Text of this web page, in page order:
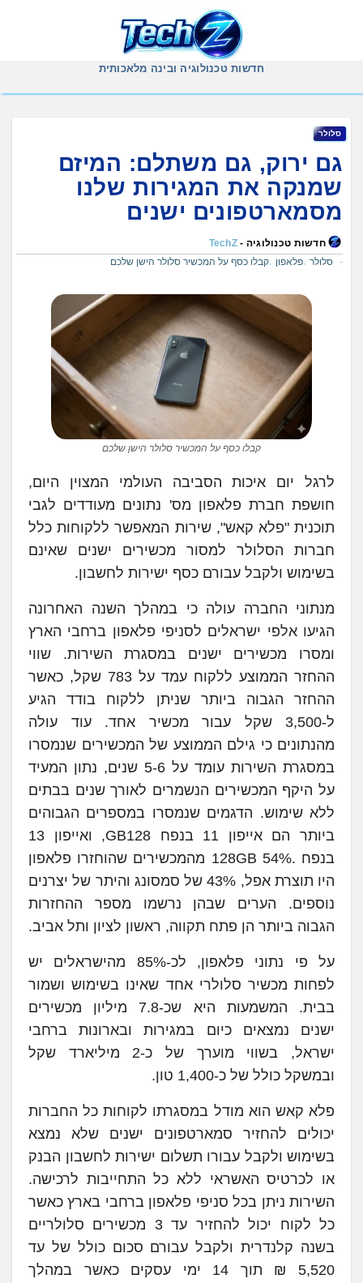
חדשות טכנולוגיה ובינה מלאכותית
סלולר
גם ירוק, גם משתלם: המיזם
שמנקה את המגירות שלנו
מסמארטפונים ישנים
חדשות טכנולוגיה -TechZ
סלולר פלאפון קבלו כסף על המכשיר סלולר הישן שלכם
קבלו כסף על המכשיר סלולר הישן שלכם
לרגל יום איכות הסביבה העולמי המצוין היום,
חושפת חברת פלאפון מס' נתונים מעודדים לגבי
תוכנית "פלא קאש", שירות המאפשר ללקוחות כלל
חברות הסלולר למסור מכשירים ישנים שאינם
בשימוש ולקבל עבורם כסף ישירות לחשבון.
מנתוני החברה עולה כי במהלך השנה האחרונה
הגיעו אלפי ישראלים לסניפי פלאפון ברחבי הארץ
ומסרו מכשירים ישנים במסגרת השירות. שווי
ההחזר הממוצע ללקוח עמד על 783 שקל, כאשר
ההחזר הגבוה ביותר שניתן ללקוח בודד הגיע
ל-3,500 שקל עבור מכשיר אחד. עוד עולה
מהנתונים כי גילם הממוצע של המכשירים שנמסרו
במסגרת השירות עומד על 5-6 שנים, נתון המעיד
על היקף המכשירים הנשמרים לאורך שנים בבתים
ללא שימוש. הדגמים שנמסרו במספרים הגבוהים
ביותר הם אייפון 11 בנפח GB128, ואייפון 13
בנפח .128GB 54% מהמכשירים שהוחזרו פלאפון
היו תוצרת אפל, 43% של סמסונג והיתר של יצרנים
נוספים. הערים שבהן נרשמו מספר ההחזרות
הגבוה ביותר הן פתח תקווה, ראשון לציון ותל אביב.
על פי נתוני פלאפון, לכ-85% מהישראלים יש
לפחות מכשיר סלולרי אחד שאינו בשימוש ושמור
בבית. המשמעות היא שכ-7.8 מיליון מכשירים
ישנים נמצאים כיום במגירות ובארונות ברחבי
ישראל, בשווי מוערך של כ-2 מיליארד שקל
ובמשקל כולל של כ-1,400 טון.
פלא קאש הוא מודל במסגרתו לקוחות כל החברות
יכולים להחזיר סמארטפונים ישנים שלא נמצא
בשימוש ולקבל עבורו תשלום ישירות לחשבון הבנק
או לכרטיס האשראי ללא כל התחייבות לרכישה.
השירות ניתן בכל סניפי פלאפון ברחבי בארץ כאשר
כל לקוח יכול להחזיר עד 3 מכשירים סלולריים
בשנה קלנדרית ולקבל עבורם סכום כולל של עד
5,520 ₪ תוך 14 ימי עסקים כאשר במהלך